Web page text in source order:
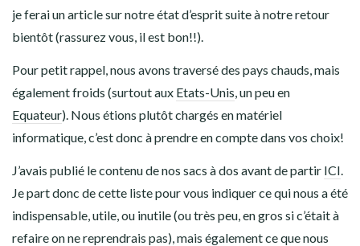
je ferai un article sur notre état d’esprit suite à notre retour
bientôt (rassurez vous, il est bon!!).
Pour petit rappel, nous avons traversé des pays chauds, mais
également froids (surtout aux Etats-Unis , un peu en
Equateur). Nous étions plutôt chargés en matériel
informatique, c’est donc à prendre en compte dans vos choix!
J’avais publié le contenu de nos sacs à dos avant de partir ICI
Je part donc de cette liste pour vous indiquer ce qui nous a été
indispensable, utile, ou inutile (ou très peu, en gros si c’était à
refaire on ne reprendrais pas), mais également ce que nous